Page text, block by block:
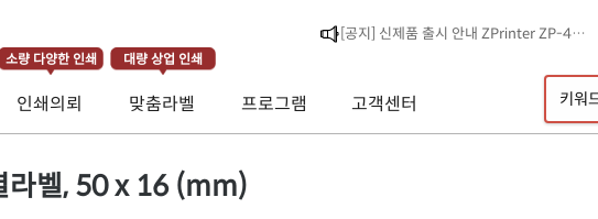
[공지] 신제품 출시 안내 ZPrinter ZP-4121B
[공지] 아이라벨 무료배송 기준 금액 변경 안내
[공지] A5 라벨지 신제품 출시 안내
[라벨스페이스] 클립아트 디자인 추가!
소량 다양한 인쇄
인쇄의뢰
대량 상업 인쇄
맞춤라벨 프로그램 고객센터
라벨, 50 x 16 (mm)